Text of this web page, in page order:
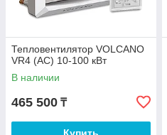
Тепловентилятор VOLCANO
VR4 (AC) 10-100 кВт
В наличии
465 500 ₸